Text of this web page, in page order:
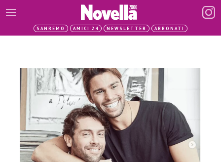
SANREMO AMICI 24 NEWSLETTER ABBONATI